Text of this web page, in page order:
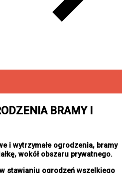
BRAMY I
i wytrzymałe ogrodzenia, bramy
wokół obszaru prywatnego.
stawianiu ogrodzeń wszelkiego